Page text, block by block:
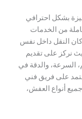
احترافي
داخل نفس
تقديم
والدقة في
فريق فني
العفش،